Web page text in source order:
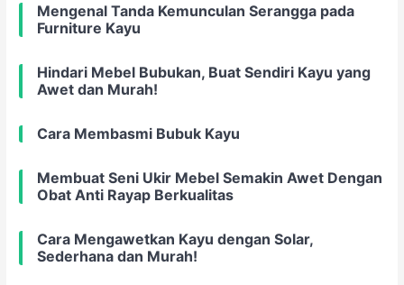
Mengenal Tanda Kemunculan Serangga pada
Furniture Kayu
Hindari Mebel Bubukan, Buat Sendiri Kayu yang
Awet dan Murah!
Cara Membasmi Bubuk Kayu
Membuat Seni Ukir Mebel Semakin Awet Dengan
Obat Anti Rayap Berkualitas
Cara Mengawetkan Kayu dengan Solar,
Sederhana dan Murah!